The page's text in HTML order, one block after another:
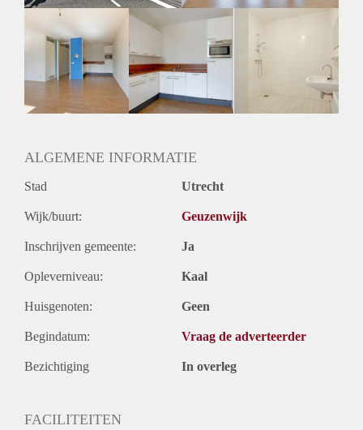
ALGEMENE INFORMATIE
Stad Utrecht
Wijk/buurt: Geuzenwijk
Inschrijven gemeente: Ja
Opleverniveau: Kaal
Huisgenoten: Geen
Begindatum: Vraag de adverteerder
Bezichtiging In overleg
FACILITEITEN